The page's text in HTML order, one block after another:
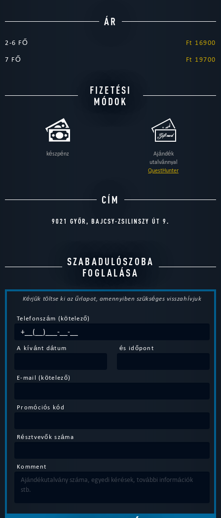
ÁR
2-6 FŐ
Ft 16900
7 FŐ
Ft 19700
FIZETÉSI
MÓDOK
készpénz
Ajándék
utalvánnyal
QuestHunter
CÍM
9021 GYŐR, BAJCSY-ZSILINSZY ÚT 9.
SZABADULÓSZOBA
FOGLALÁSA
Kérjük töltse ki az űrlapot, amennyiben szükséges visszahívjuk
Telefonszám (kötelező)
A kívánt dátum és időpont
E-mail (kötelező)
Promóciós kód
Résztvevők száma
Komment